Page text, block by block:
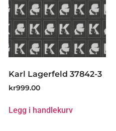
Karl Lagerfeld 37842-3
kr999.00
Legg i handlekurv